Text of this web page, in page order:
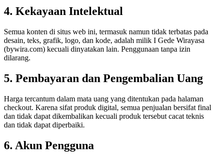
4. Kekayaan Intelektual
Semua konten di situs web ini, termasuk namun tidak terbatas pada
desain, teks, grafik, logo, dan kode, adalah milik I Gede Wirayasa
(bywira.com) kecuali dinyatakan lain. Penggunaan tanpa izin
dilarang.
5. Pembayaran dan Pengembalian Uang
Harga tercantum dalam mata uang yang ditentukan pada halaman
checkout. Karena sifat produk digital, semua penjualan bersifat final
dan tidak dapat dikembalikan kecuali produk tersebut cacat teknis
dan tidak dapat diperbaiki.
6. Akun Pengguna